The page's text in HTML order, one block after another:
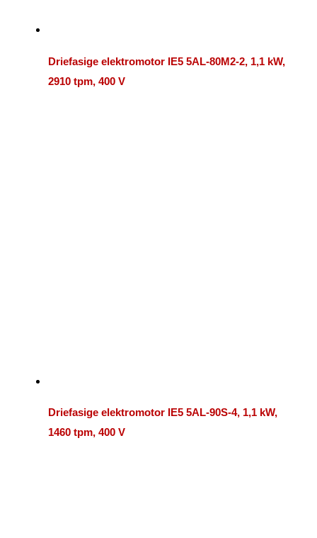
Driefasige elektromotor IE5 5AL-80M2-2, 1,1 kW,
2910 tpm, 400 V
Driefasige elektromotor IE5 5AL-90S-4, 1,1 kW,
1460 tpm, 400 V